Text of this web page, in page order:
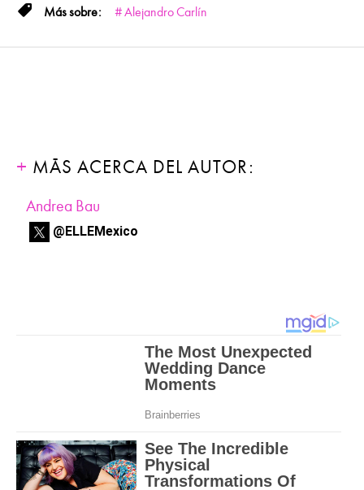
Alejandro Carlín
MÁS ACERCA DEL AUTOR:
Andrea Bau
@ELLEMexico